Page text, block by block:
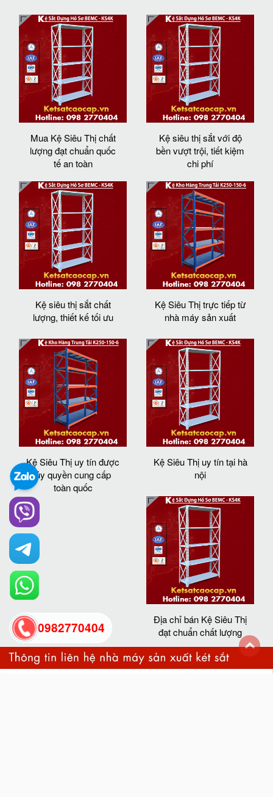
Mua Kệ Siêu Thị chất
lượng đạt chuẩn quốc
tế an toàn
Kệ siêu thị sắt với độ
bền vượt trội, tiết kiệm
chi phí
Kệ siêu thị sắt chất
lượng, thiết kế tối ưu
Kệ Siêu Thị trực tiếp từ
nhà máy sản xuất
Kệ Siêu Thị uy tín được
ủy quyền cung cấp
toàn quốc
Kệ Siêu Thị uy tín tại hà
nội
Địa chỉ bán Kệ Siêu Thị
đạt chuẩn chất lượng
0982770404
back